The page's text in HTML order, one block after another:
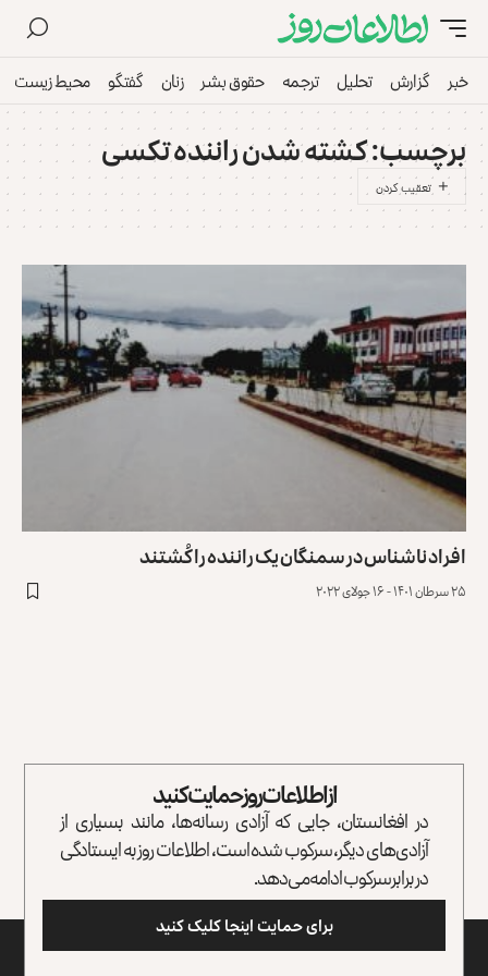
خبر گزارش تحلیل ترجمه حقوق بشر زنان گفتگو محیط زیست
برچسب:کشته شدن راننده تکسی
افراد ناشناس در سمنگان یک راننده‌ را کُشتند
۲۵ سرطان ۱۴۰۱ - ۱۶ جولای ۲۰۲۲
از اطلاعات روز حمایت کنید
در افغانستان، جایی که آزادی رسانه‌ها، مانند بسیاری از
آزادی‌های دیگر، سرکوب شده است، اطلاعات روز به ایستادگی
در برابر سرکوب ادامه می‌دهد.
برای حمایت اینجا کلیک کنید